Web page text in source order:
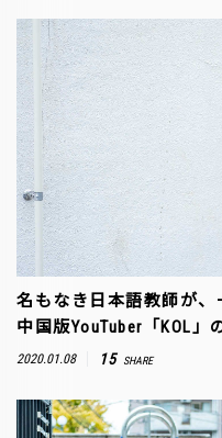
名もなき日本語教師が、
中国版YouTuber「KOL」
2020.01.08 15 SHARE